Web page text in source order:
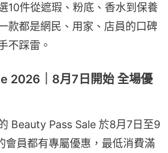
10件從遮瑕、粉底、香水到保養
款都是網民、用家、店員的口碑
不踩雷。
2026｜8月7日開始 全場優
Beauty Pass Sale 於8月7日至9
會員都有專屬優惠，最低消費滿